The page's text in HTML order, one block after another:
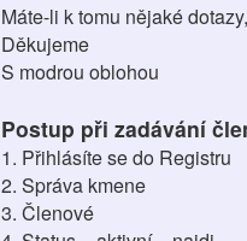
Máte-li k tomu nějaké
Děkujeme
S modrou oblohou
Postup při zadávání
1. Přihlásíte se do Registru
2. Správa kmene
3. Členové